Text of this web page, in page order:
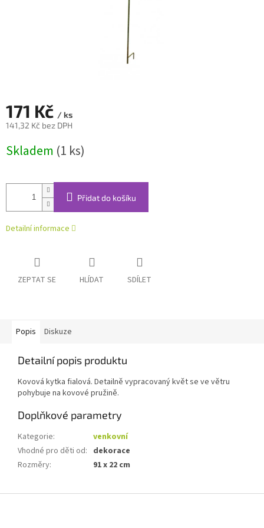
171 Kč / ks
141,32 Kč bez DPH
cena:
Skladem (1 ks)
Přidat do košíku
Detailní informace
ZEPTAT SE HLÍDAT SDÍLET
Popis Diskuze
Detailní popis produktu
Kovová kytka fialová. Detailně vypracovaný květ se ve větru
pohybuje na kovové pružině.
Doplňkové parametry
Kategorie:
venkovní
Vhodné pro děti od: dekorace
Rozměry: 91 x 22 cm